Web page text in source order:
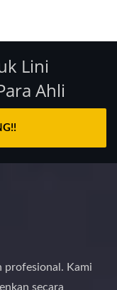
Lini
Ahli
profesional. Kami
secara